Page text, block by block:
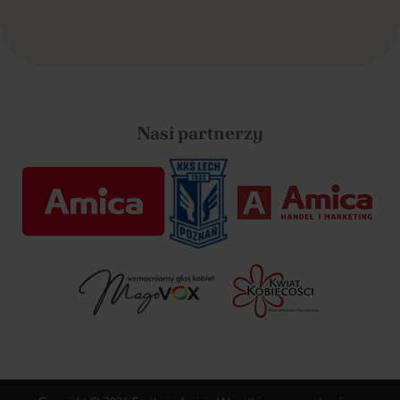
Nasi partnerzy